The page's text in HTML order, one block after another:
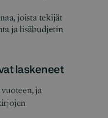
joista tekijät
ja lisäbudjetin
laskeneet
ja